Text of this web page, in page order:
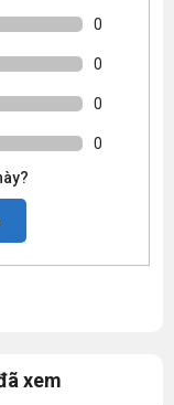
0
0
0
0
xem